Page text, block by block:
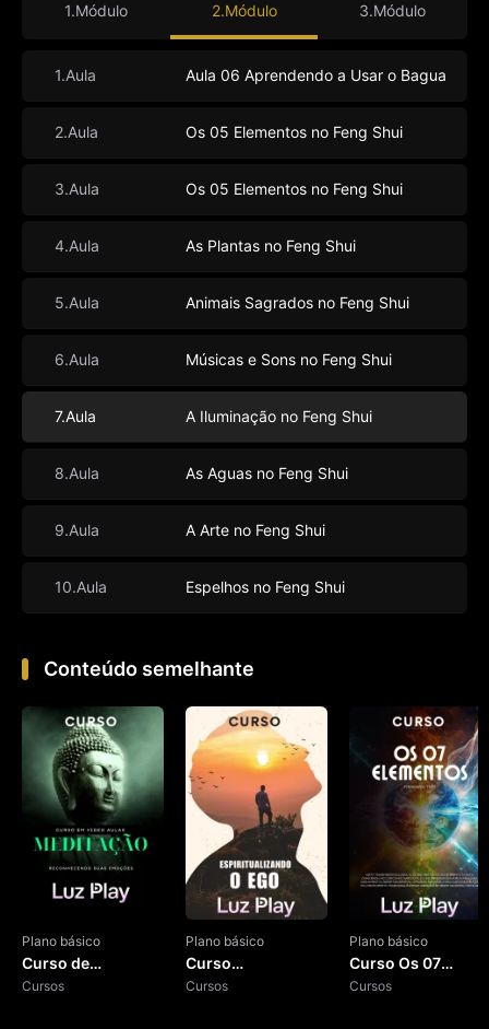
1.Módulo 2.Módulo 3.Módulo
1.Aula Aula 06 Aprendendo a Usar o Bagua
2.Aula Os 05 Elementos no Feng Shui
3.Aula Os 05 Elementos no Feng Shui
4.Aula As Plantas no Feng Shui
5.Aula Animais Sagrados no Feng Shui
6.Aula Músicas e Sons no Feng Shui
7.Aula A Iluminação no Feng Shui
8.Aula As Aguas no Feng Shui
9.Aula A Arte no Feng Shui
10.Aula Espelhos no Feng Shui
Conteúdo semelhante
Plano básico
Curso de
Meditação
Cursos
Plano básico
Curso
Espiritualizando o
Cursos
Plano básico
Curso Os 07
Elementos
Cursos